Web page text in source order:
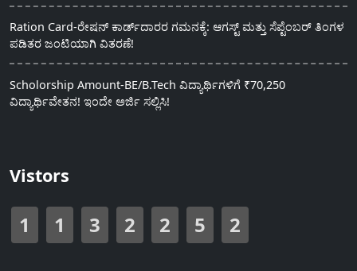
Ration Card-ರೇಷನ್ ಕಾರ್ಡ್‍ದಾರರ ಗಮನಕ್ಕೆ: ಆಗಸ್ಟ್ ಮತ್ತು ಸೆಪ್ಟೆಂಬರ್ ತಿಂಗಳ
ಪಡಿತರ ಜಂಟಿಯಾಗಿ ವಿತರಣೆ!
Scholorship Amount-BE/B.Tech ವಿದ್ಯಾರ್ಥಿಗಳಿಗೆ ₹70,250
ವಿದ್ಯಾರ್ಥಿವೇತನ! ಇಂದೇ ಅರ್ಜಿ ಸಲ್ಲಿಸಿ!
Vistors
1 1 3 2 2 5 2